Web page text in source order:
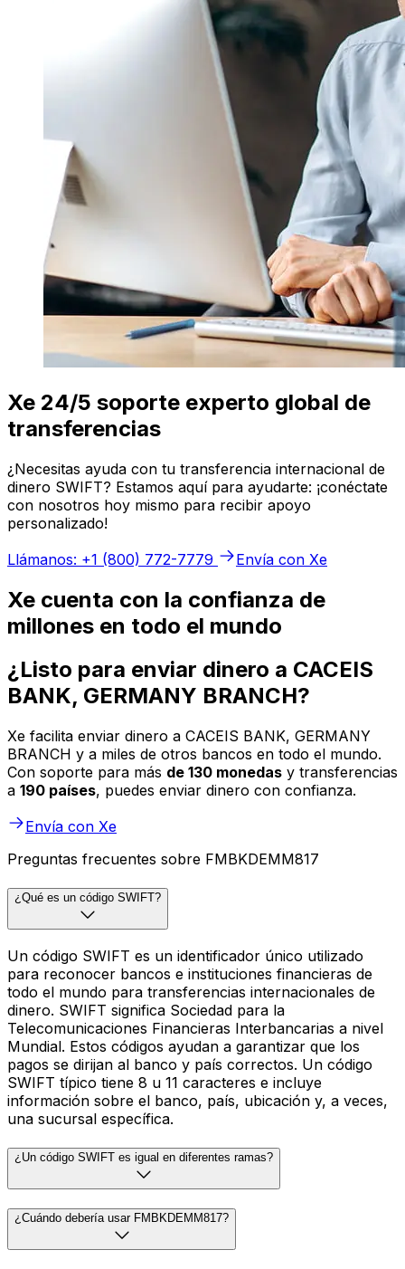
Xe 24/5 soporte experto global de
transferencias
¿Necesitas ayuda con tu transferencia internacional de
dinero SWIFT? Estamos aquí para ayudarte: ¡conéctate
con nosotros hoy mismo para recibir apoyo
personalizado!
Llámanos: +1 (800) 772-7779
Envía con Xe
Xe cuenta con la confianza de
millones en todo el mundo
¿Listo para enviar dinero a CACEIS
BANK, GERMANY BRANCH?
Xe facilita enviar dinero a CACEIS BANK, GERMANY
BRANCH y a miles de otros bancos en todo el mundo.
Con soporte para más de 130 monedas y transferencias
a 190 países, puedes enviar dinero con confianza.
Envía con Xe
Preguntas frecuentes sobre FMBKDEMM817
¿Qué es un código SWIFT?
Un código SWIFT es un identificador único utilizado
para reconocer bancos e instituciones financieras de
todo el mundo para transferencias internacionales de
dinero. SWIFT significa Sociedad para la
Telecomunicaciones Financieras Interbancarias a nivel
Mundial. Estos códigos ayudan a garantizar que los
pagos se dirijan al banco y país correctos. Un código
SWIFT típico tiene 8 u 11 caracteres e incluye
información sobre el banco, país, ubicación y, a veces,
una sucursal específica.
¿Un código SWIFT es igual en diferentes ramas?
¿Cuándo debería usar FMBKDEMM817?